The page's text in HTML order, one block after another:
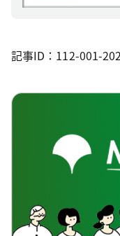
記事ID：112-001-